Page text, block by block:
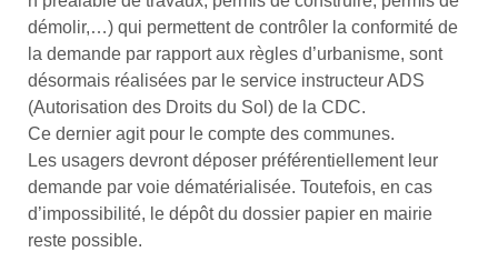
démolir,…) qui permettent de contrôler la conformité de
la demande par rapport aux règles d’urbanisme, sont
désormais réalisées par le service instructeur ADS
(Autorisation des Droits du Sol) de la CDC.
Ce dernier agit pour le compte des communes.
Les usagers devront déposer préférentiellement leur
demande par voie dématérialisée. Toutefois, en cas
d’impossibilité, le dépôt du dossier papier en mairie
reste possible.